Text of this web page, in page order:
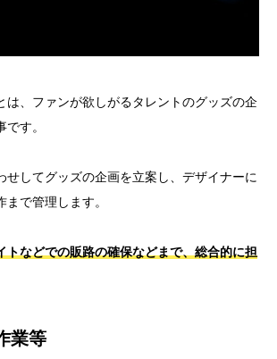
は、ファンが欲しがるタレントのグッズの企
す。
せしてグッズの企画を立案し、デザイナーに
で管理します。
トなどでの販路の確保などまで、総合的に担
業等